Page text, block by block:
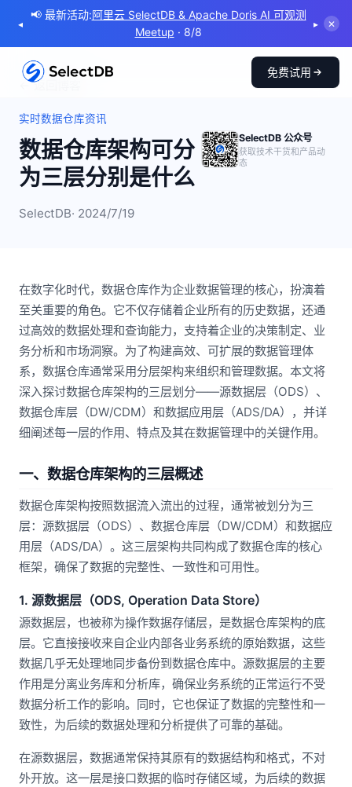
◂
📢 最新活动:阿里云 SelectDB & Apache Doris AI 可观测
Meetup · 8/8
▸ ✕
免费试用
← 返回博客
实时数据仓库资讯
数据仓库架构可分
为三层分别是什么
SelectDB· 2024/7/19
SelectDB 公众号
获取技术干货和产品动
态
在数字化时代，数据仓库作为企业数据管理的核心，扮演着
至关重要的角色。它不仅存储着企业所有的历史数据，还通
过高效的数据处理和查询能力，支持着企业的决策制定、业
务分析和市场洞察。为了构建高效、可扩展的数据管理体
系，数据仓库通常采用分层架构来组织和管理数据。本文将
深入探讨数据仓库架构的三层划分——源数据层（ODS）、
数据仓库层（DW/CDM）和数据应用层（ADS/DA），并详
细阐述每一层的作用、特点及其在数据管理中的关键作用。
一、数据仓库架构的三层概述
数据仓库架构按照数据流入流出的过程，通常被划分为三
层：源数据层（ODS）、数据仓库层（DW/CDM）和数据应
用层（ADS/DA）。这三层架构共同构成了数据仓库的核心
框架，确保了数据的完整性、一致性和可用性。
1. 源数据层（ODS, Operation Data Store）
源数据层，也被称为操作数据存储层，是数据仓库架构的底
层。它直接接收来自企业内部各业务系统的原始数据，这些
数据几乎无处理地同步备份到数据仓库中。源数据层的主要
作用是分离业务库和分析库，确保业务系统的正常运行不受
数据分析工作的影响。同时，它也保证了数据的完整性和一
致性，为后续的数据处理和分析提供了可靠的基础。
在源数据层，数据通常保持其原有的数据结构和格式，不对
外开放。这一层是接口数据的临时存储区域，为后续的数据